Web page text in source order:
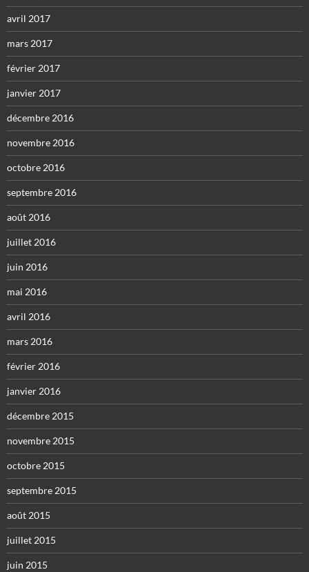
avril 2017
mars 2017
février 2017
janvier 2017
décembre 2016
novembre 2016
octobre 2016
septembre 2016
août 2016
juillet 2016
juin 2016
mai 2016
avril 2016
mars 2016
février 2016
janvier 2016
décembre 2015
novembre 2015
octobre 2015
septembre 2015
août 2015
juillet 2015
juin 2015